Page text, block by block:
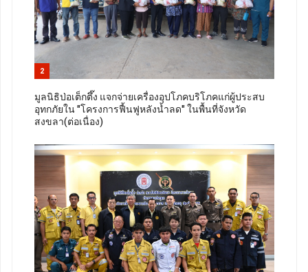
2
มูลนิธิป่อเต็กตึ๊ง แจกจ่ายเครื่องอุปโภคบริโภคแก่ผู้ประสบ
อุทกภัยใน "โครงการฟื้นฟูหลังน้ำลด" ในพื้นที่จังหวัด
สงขลา(ต่อเนื่อง)